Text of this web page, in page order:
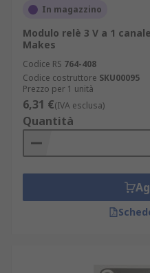
In magazzino
Modulo relè 3 V a 1
Makes
Codice RS 764-408
Codice costruttore SKU00095
Prezzo per 1 unità
6,31 €(IVA esclusa)
Quantità